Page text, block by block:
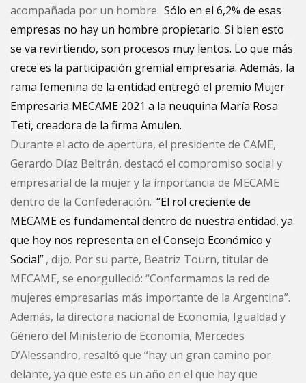
acompañada por un hombre. Sólo en el 6,2% de esas
empresas no hay un hombre propietario. Si bien esto
se va revirtiendo, son procesos muy lentos. Lo que más
crece es la participación gremial empresaria. Además, la
rama femenina de la entidad entregó el premio Mujer
Empresaria MECAME 2021 a la neuquina María Rosa
Teti, creadora de la firma Amulen.
Durante el acto de apertura, el presidente de CAME,
Gerardo Díaz Beltrán, destacó el compromiso social y
empresarial de la mujer y la importancia de MECAME
dentro de la Confederación. “El rol creciente de
MECAME es fundamental dentro de nuestra entidad, ya
que hoy nos representa en el Consejo Económico y
Social”, dijo. Por su parte, Beatriz Tourn, titular de
MECAME, se enorgulleció: “Conformamos la red de
mujeres empresarias más importante de la Argentina”.
Además, la directora nacional de Economía, Igualdad y
Género del Ministerio de Economía, Mercedes
D’Alessandro, resaltó que “hay un gran camino por
delante, ya que este es un año en el que hay que